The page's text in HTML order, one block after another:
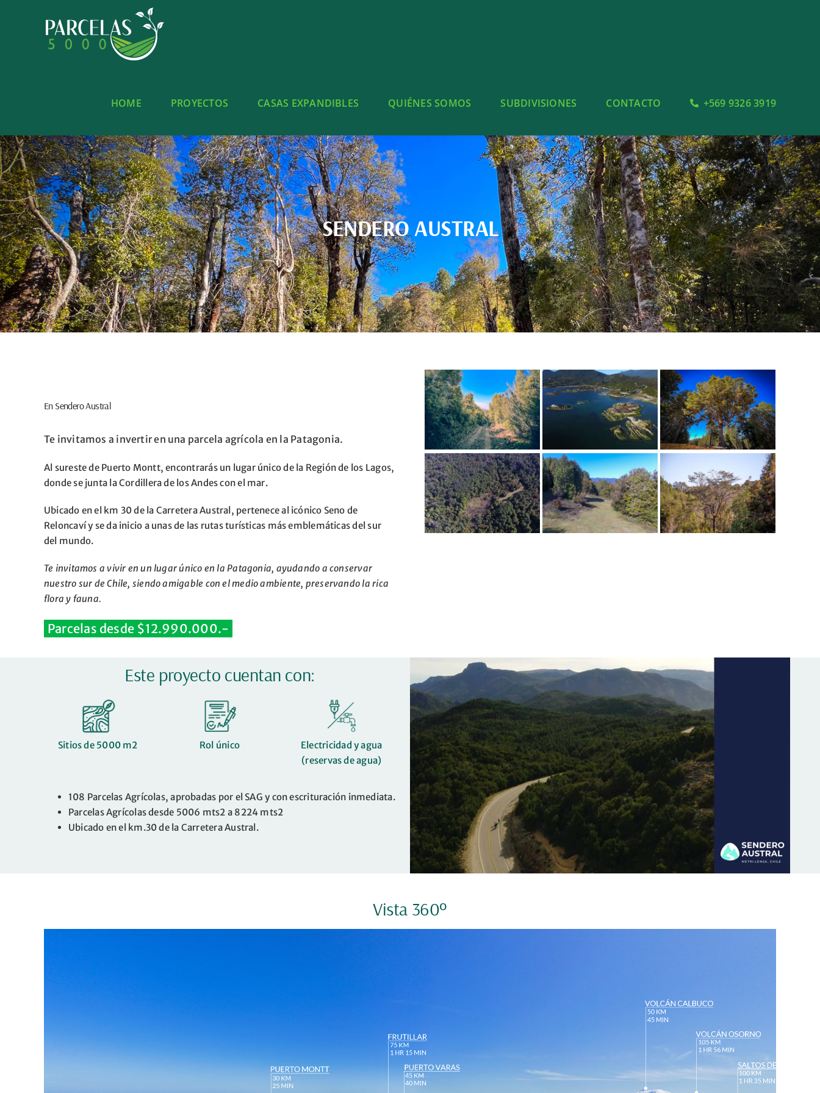
HOME PROYECTOS CASAS EXPANDIBLES QUIÉNES SOMOS SUBDIVISIONES CONTACTO +569 9326 3919
SENDERO AUSTRAL
En Sendero Austral
Te invitamos a invertir en una parcela agrícola en la Patagonia.
Al sureste de Puerto Montt, encontrarás un lugar único de la Región de los Lagos,
donde se junta la Cordillera de los Andes con el mar.
Ubicado en el km 30 de la Carretera Austral, pertenece al icónico Seno de
Reloncaví y se da inicio a unas de las rutas turísticas más emblemáticas del sur
del mundo.
Te invitamos a vivir en un lugar único en la Patagonia, ayudando a conservar
nuestro sur de Chile, siendo amigable con el medio ambiente, preservando la rica
flora y fauna.
Parcelas desde $12.990.000.-
Este proyecto cuentan con:
Sitios de 5000 m2 Rol único
Electricidad y agua
(reservas de agua)
108 Parcelas Agrícolas, aprobadas por el SAG y con escrituración inmediata.
Parcelas Agrícolas desde 5006 mts2 a 8224 mts2
Ubicado en el km.30 de la Carretera Austral.
Vista 360º